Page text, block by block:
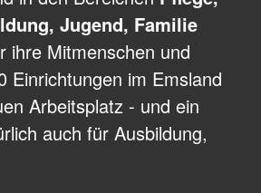
Spenden
Blutspendetermine
Bereitschaften
Schnelleinsatzgruppe
Das DRK
Gesamtübersicht
Jugend, Familie
ihre Mitmenschen und
Einrichtungen im Emsland
Arbeitsplatz - und ein
auch für Ausbildung,